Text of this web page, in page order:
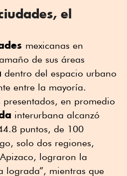
el
mexicanas en
de sus áreas
dentro del espacio urbano
entre la mayoría.
presentados, en promedio
interurbana alcanzó
puntos, de 100
solo dos regiones,
lograron la
lograda”, mientras que